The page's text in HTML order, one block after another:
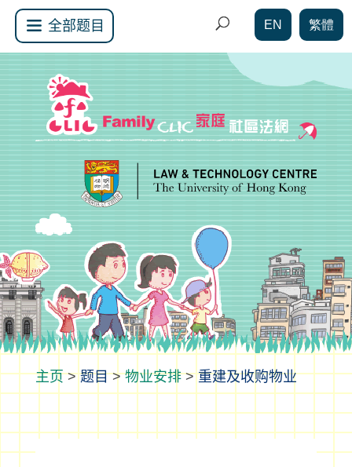
全部题目 EN 繁體
>题目>物业安排>重建及收购物业